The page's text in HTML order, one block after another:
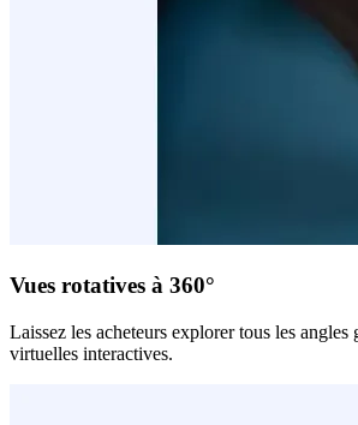
Vues rotatives à 360°
Laissez les acheteurs explorer tous les angles
virtuelles interactives.